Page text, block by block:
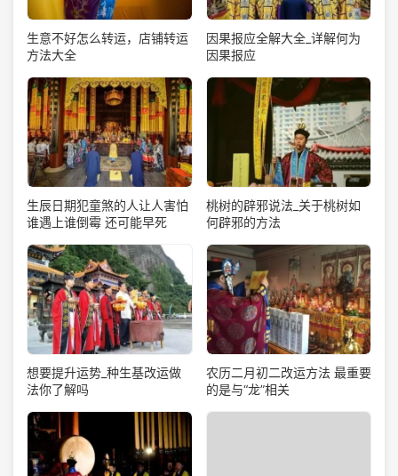
生意不好怎么转运，店铺转运
方法大全
因果报应全解大全_详解何为
因果报应
生辰日期犯童煞的人让人害怕
谁遇上谁倒霉 还可能早死
桃树的辟邪说法_关于桃树如
何辟邪的方法
想要提升运势_种生基改运做
法你了解吗
农历二月初二改运方法 最重要
的是与“龙”相关